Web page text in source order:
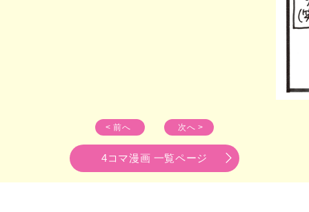
< 前へ 次へ >
4コマ漫画 一覧ページ